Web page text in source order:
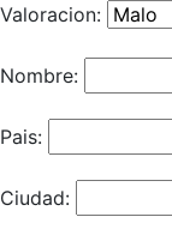
Valoracion:
Nombre:
Pais:
Ciudad: